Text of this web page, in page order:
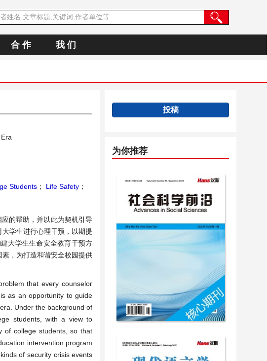
合 作 我 们
Students ； Life Safety ；
的帮助，并以此为契机引导
学生进行心理干预，以期提
大学生生命安全教育干预方
，为打造和谐安全校园提供
that every counselor
as an opportunity to guide
Under the background of
students, with a view to
of college students, so that
intervention program
of security crisis events
投稿
为你推荐